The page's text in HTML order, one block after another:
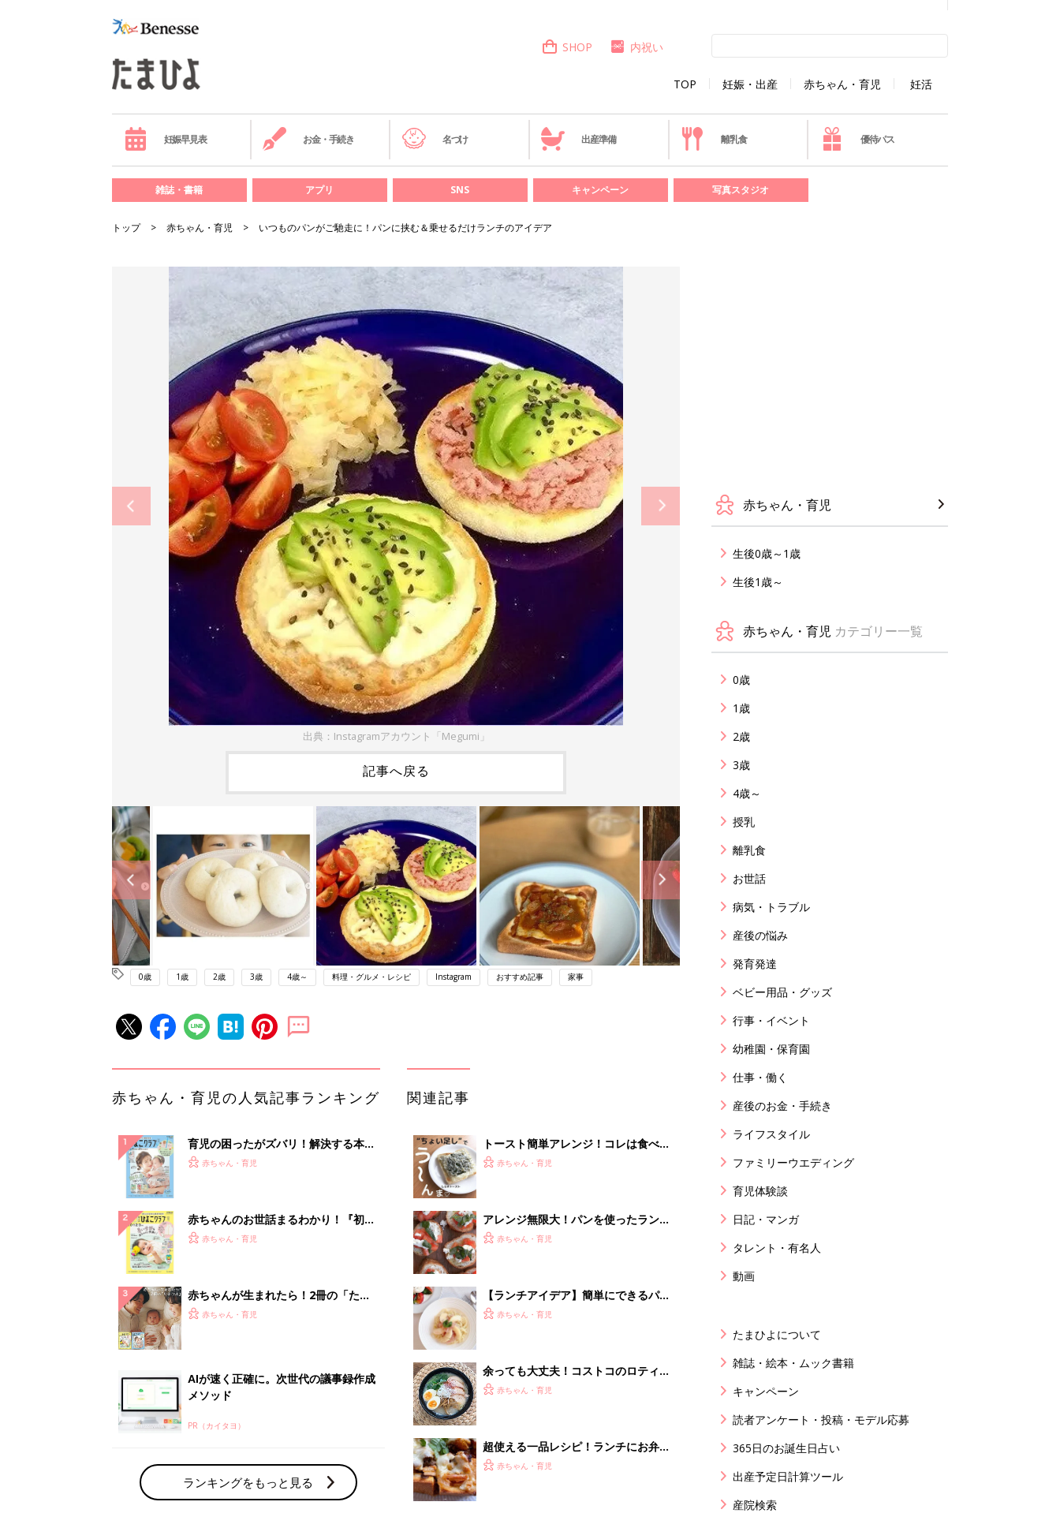
TOP 妊娠・出産 赤ちゃん・育児 妊活
SHOP 内祝い
妊娠早見表 お金・手続き 名づけ 出産準備 離乳食 優待パス
雑誌・書籍 アプリ SNS キャンペーン 写真スタジオ
トップ 赤ちゃん・育児 いつものパンがご馳走に！パンに挟む＆乗せるだけランチのアイデア
出典：Instagramアカウント「Megumi」
記事へ戻る
0歳 1歳 2歳 3歳 4歳～ 料理・グルメ・レシピ Instagram おすすめ記事 家事
赤ちゃん・育児の人気記事ランキング
育児の困ったがズバリ！解決する本
『ひよこクラブ 夏号』 4カ月～2才
赤ちゃん・育児
赤ちゃんのお世話まるわかり！『初め
てのひよこクラブ 夏号』〈巻頭大特
赤ちゃん・育児
赤ちゃんが生まれたら！2冊の「たま
ひよ」
赤ちゃん・育児
AIが速く正確に。次世代の議事録作成
メソッド
PR（カイタヨ）
ランキングをもっと見る
関連記事
トースト簡単アレンジ！コレは食べた
いおすすめレシピ4選
赤ちゃん・育児
アレンジ無限大！パンを使ったランチ
アイデア
赤ちゃん・育児
【ランチアイデア】簡単にできるパス
タランチ
赤ちゃん・育児
余っても大丈夫！コストコのロティサ
リーチキン活用レシピ4選
赤ちゃん・育児
超使える一品レシピ！ランチにお弁当
にそのまま大活躍♪
赤ちゃん・育児
赤ちゃん・育児
生後0歳～1歳
生後1歳～
赤ちゃん・育児 カテゴリー一覧
0歳
1歳
2歳
3歳
4歳～
授乳
離乳食
お世話
病気・トラブル
産後の悩み
発育発達
ベビー用品・グッズ
行事・イベント
幼稚園・保育園
仕事・働く
産後のお金・手続き
ライフスタイル
ファミリーウエディング
育児体験談
日記・マンガ
タレント・有名人
動画
たまひよについて
雑誌・絵本・ムック書籍
キャンペーン
読者アンケート・投稿・モデル応募
365日のお誕生日占い
出産予定日計算ツール
産院検索